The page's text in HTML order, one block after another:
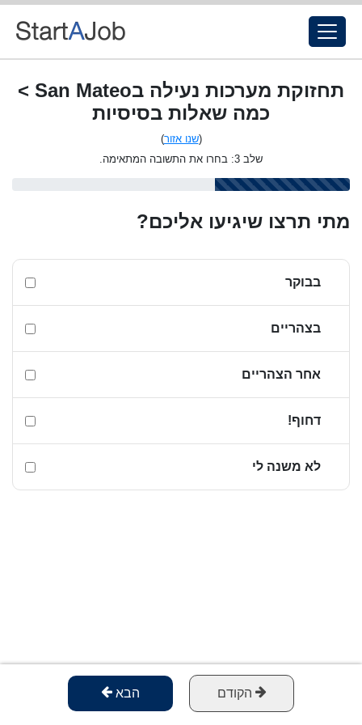
תחזוקת מערכות נעילה בSan Mateo >
כמה שאלות בסיסיות
(שנו אזור)
שלב 3: בחרו את התשובה המתאימה.
מתי תרצו שיגיעו אליכם?
בבוקר
בצהריים
אחר הצהריים
דחוף!
לא משנה לי
הקודם הבא